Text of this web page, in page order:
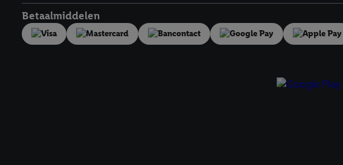
Betaalmiddelen